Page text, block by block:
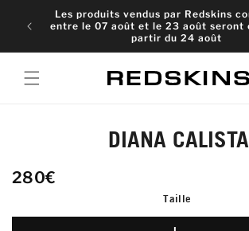
passer
au
Les produits vendus par Redskins
entre le 07 août et le 23 août seront
partir du 24 août
DIANA CALISTA
280€
Taille